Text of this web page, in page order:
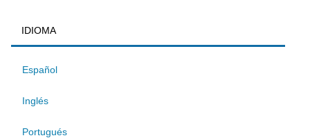
IDIOMA
Español
Inglés
Portugués